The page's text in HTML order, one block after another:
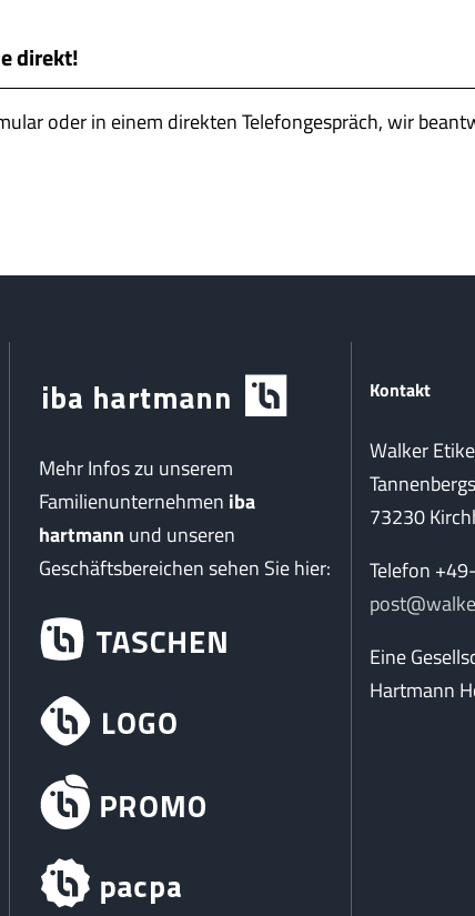
direkt!
oder in einem direkten Telefongespräch, wir
Mehr Infos zu unserem
Familienunternehmen iba
hartmann und unseren
Geschäftsbereichen sehen Sie hier:
Kontakt
Walker
73230
Telefon
Eine
Hartmann